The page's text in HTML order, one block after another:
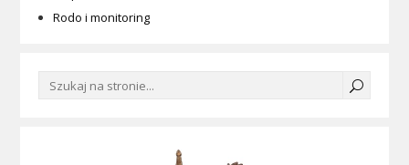
Rodo i monitoring